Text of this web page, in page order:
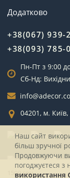
1500 грн.
Додатково
+38(067) 939-
+38(093) 785-
Пн-Пт з 9:00
Сб-Нд:
04201, м.
Наш сайт
більш зручної
Продовжуючи
погоджуєтеся
використання